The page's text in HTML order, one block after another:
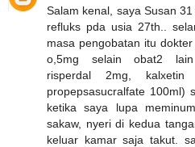
Salam kenal, saya Susan
refluks pda usia 27th..
masa pengobatan itu
o,5mg selain obat2 lain
risperdal 2mg, kalxetin
propepsasucralfate 100ml)
ketika saya lupa
sakaw, nyeri di kedua
keluar kamar saja takut.